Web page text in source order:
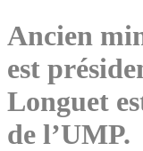
Ancien
est
Longuet
de l’UMP.